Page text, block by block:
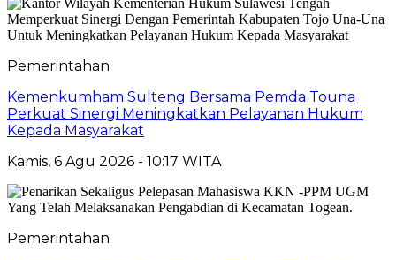
Pemerintahan
Kemenkumham Sulteng Bersama Pemda Touna
Perkuat Sinergi Meningkatkan Pelayanan Hukum
Kepada Masyarakat
Kamis, 6 Agu 2026 - 10:17 WITA
Pemerintahan